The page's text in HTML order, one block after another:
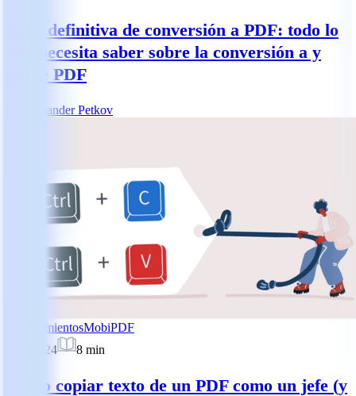
Guía definitiva de conversión a PDF: todo lo
que necesita saber sobre la conversión a y
desde PDF
Alexander Petkov
ProcedimientosMobiPDF
8/01/2024
8 min
Cómo copiar texto de un PDF como un jefe (y